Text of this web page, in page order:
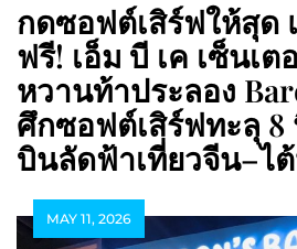
กดซอฟต์เสิร์ฟให้สุด
ฟรี! เอ็ม บี เค เซ็นเ
หวานท้าประลอง
ศึกซอฟต์เสิร์ฟทะลุ
บินลัดฟ้าเที่ยวจีน–ไ
MAY 11, 2026